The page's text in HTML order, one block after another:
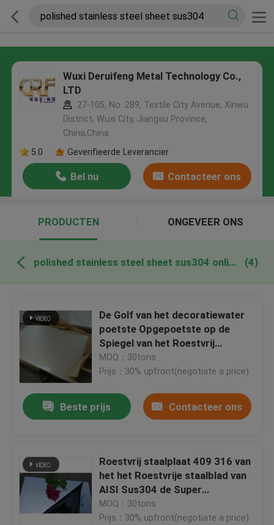
Wuxi Deruifeng Metal Technology Co.,
LTD
27-105, No. 289, Textile City Avenue, Xinwu
District, Wuxi City, Jiangsu Province,
China,China
5.0
Geverifieerde Leverancier
Bel nu Contacteer ons
PRODUCTEN ONGEVEER ONS
polished stainless steel sheet sus304 online fabricage (4)
De Golf van het decoratiewater
poetste Opgepoetste op de
Spiegel van het Roestvrij
staalblad Sus304
MOQ：30tons
Prijs：30% upfront(negotiate a price)
Beste prijs Contacteer ons
Roestvrij staalplaat 409 316 van
het het Roestvrije staalblad van
AISI Sus304 de Super
Opgepoetste Spiegel
MOQ：30tons
Prijs：30% upfront(negotiate a price)